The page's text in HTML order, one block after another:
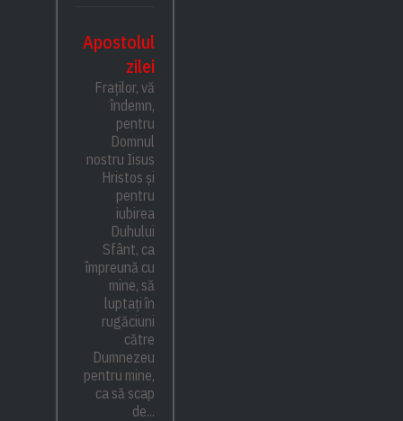
Apostolul
zilei
Fraților, vă
îndemn,
pentru
Domnul
nostru Iisus
Hristos și
pentru
iubirea
Duhului
Sfânt, ca
împreună cu
mine, să
luptați în
rugăciuni
către
Dumnezeu
pentru mine,
ca să scap
de...